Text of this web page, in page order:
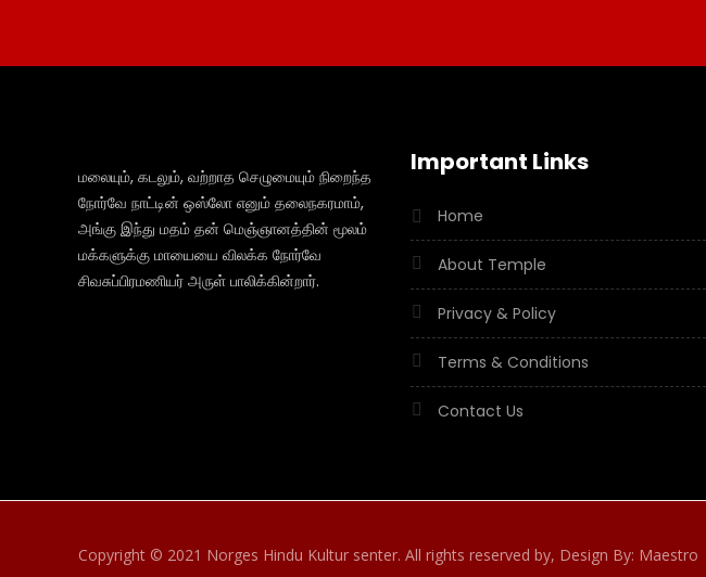
மலையும், கடலும், வற்றாத செழுமையும் நிறைந்த
நோர்வே நாட்டின் ஒஸ்லோ எனும் தலைநகரமாம்,
அங்கு இந்து மதம் தன் மெஞ்ஞானத்தின் மூலம்
மக்களுக்கு மாயையை விலக்க நோர்வே
சிவசுப்பிரமணியர் அருள் பாலிக்கின்றார்.
Important Links
Home
About Temple
Privacy & Policy
Terms & Conditions
Contact Us
Copyright © 2021 Norges Hindu Kultur senter. All rights reserved by, Design By: Maestro